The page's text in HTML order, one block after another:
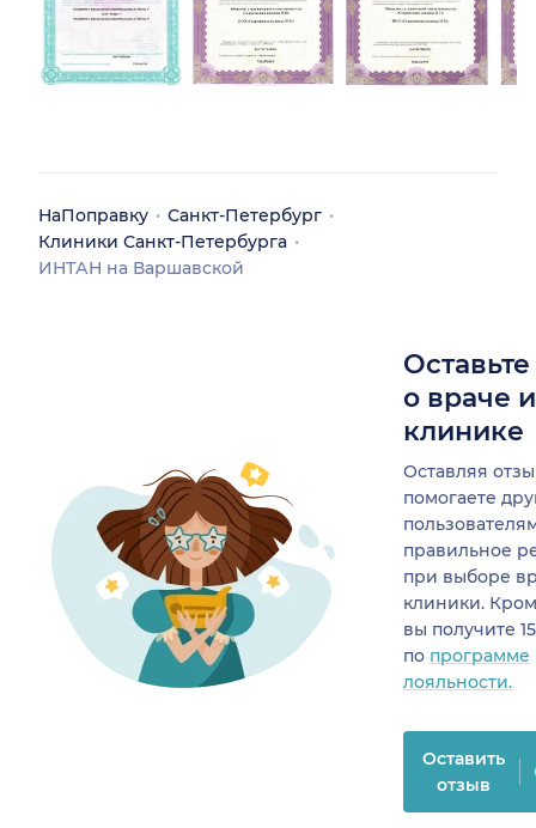
НаПоправку
Санкт-Петербург
Клиники Санкт-Петербурга
ИНТАН на Варшавской
о враче
клинике
Оставляя
помогаете
правильное
при выборе
клиники.
вы получите
по программе
лояльности.
Оставить
отзыв